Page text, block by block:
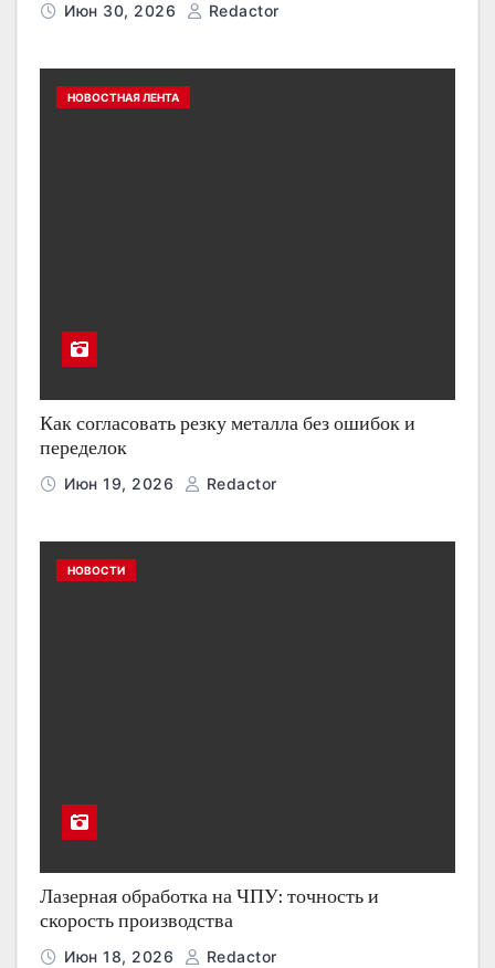
Июн 30, 2026 Redactor
НОВОСТНАЯ ЛЕНТА
Как согласовать резку металла без ошибок и
переделок
Июн 19, 2026 Redactor
НОВОСТИ
Лазерная обработка на ЧПУ: точность и
скорость производства
Июн 18, 2026 Redactor